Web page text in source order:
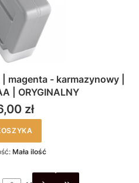
magenta - karmazynowy |
| ORYGINALNY
zł
Mała ilość